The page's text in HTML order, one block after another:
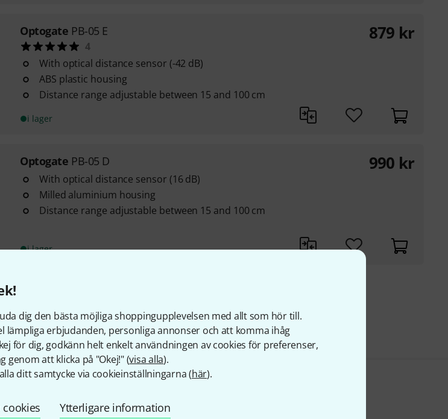
dig den bästa möjliga shoppingupplevelsen med allt som hör till.
lämpliga erbjudanden, personliga annonser och att komma ihåg
för dig, godkänn helt enkelt användningen av cookies för preferenser,
genom att klicka på "Okej!" (visa alla).
ditt samtycke via cookieinställningarna (här).
cookies Ytterligare information
Optogate PB-05 E
4
With optical distance sensor (-42 dB)
ABS plastic housing
Distance range adjustable between 15 and 100 cm
i lager
879 kr
Optogate PB-05 D
With optical distance sensor (16 dB)
Milled aluminium housing
Distance range adjustable between 15 and 100 cm
i lager
990 kr
Priset är inklusive moms